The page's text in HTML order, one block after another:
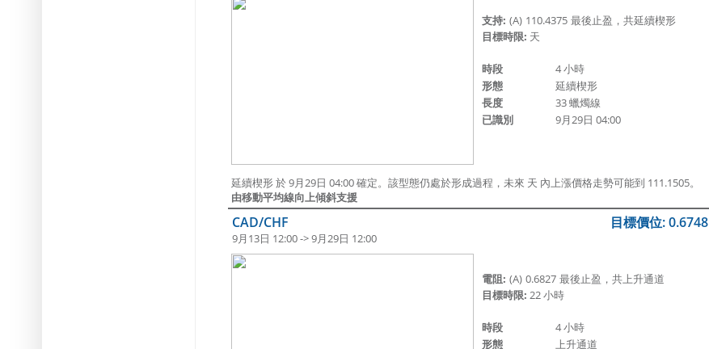
支持: (A) 110.4375 最後止盈，共延續楔形
目標時限: 天
時段
4 小時
形態
延續楔形
長度
33 蠟燭線
已識別
9月29日 04:00
延續楔形 於 9月29日 04:00 確定。該型態仍處於形成過程，未來 天 內上漲價格走勢可能到 111.1505。
由移動平均線向上傾斜支援
CAD/CHF
9月13日 12:00 -> 9月29日 12:00
目標價位: 0.6748
電阻: (A) 0.6827 最後止盈，共上升通道
目標時限: 22 小時
時段
4 小時
形態
上升通道